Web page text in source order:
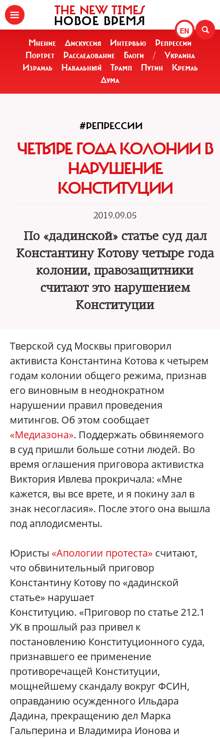
EN
THE NEW TIMES
НОВОЕ ВРЕМЯ
Мнение Дискуссия Интервью
Репрессии
Портрет
Расследование Блоги /
Украина
Израиль
Навальный Трамп Путин
Кремль
Дума
#РЕПРЕССИИ
ЧЕТЫРЕ ГОДА КОЛОНИИ В
НАРУШЕНИЕ
КОНСТИТУЦИИ
2019.09.05
По «дадинской» статье суд дал
Константину Котову четыре года
колонии, правозащитники
считают это нарушением
Конституции
Тверской суд Москвы приговорил
активиста Константина Котова к четырем
годам колонии общего режима, признав
его виновным в неоднократном
нарушении правил проведения
митингов. Об этом сообщает
«Медиазона». Поддержать обвиняемого
в суд пришли больше сотни людей. Во
время оглашения приговора активистка
Виктория Ивлева прокричала: «Мне
кажется, вы все врете, и я покину зал в
знак несогласия». После этого она вышла
под аплодисменты.
Юристы «Апологии протеста» считают,
что обвинительный приговор
Константину Котову по «дадинской
статье» нарушает
Конституцию. «Приговор по статье 212.1
УК в прошлый раз привел к
постановлению Конституционного суда,
признавшего ее применение
противоречащей Конституции,
мощнейшему скандалу вокруг ФСИН,
оправданию осужденного Ильдара
Дадина, прекращению дел Марка
Гальперина и Владимира Ионова и